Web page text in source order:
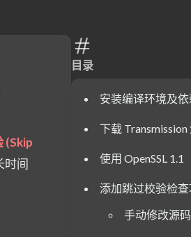
目录
安装编译环境及依
下载 Transmission
使用 OpenSSL 1.1
添加跳过校验检
手动修改源码
(Skip
时间